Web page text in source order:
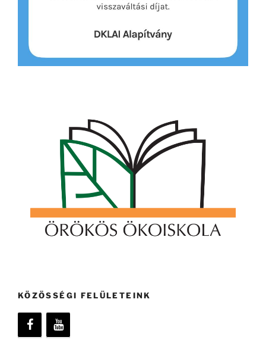
KÖZÖSSÉGI FELÜLETEINK